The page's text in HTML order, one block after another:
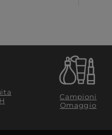
Campioni
Omaggio